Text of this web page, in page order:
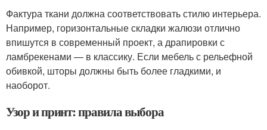
Фактура ткани должна соответствовать стилю интерьера.
Например, горизонтальные складки жалюзи отлично
впишутся в современный проект, а драпировки с
ламбрекенами — в классику. Если мебель с рельефной
обивкой, шторы должны быть более гладкими, и
наоборот.
Узор и принт: правила выбора